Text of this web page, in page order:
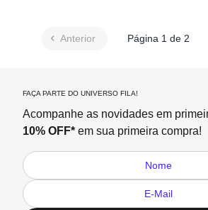
Anterior Página 1 de 2
FAÇA PARTE DO UNIVERSO FILA!
Acompanhe as novidades em
10% OFF* em sua primeira compra!